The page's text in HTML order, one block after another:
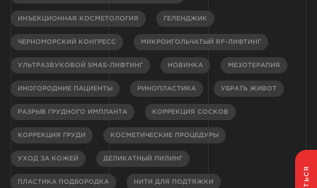
ИНЪЕКЦИОННАЯ КОСМЕТОЛОГИЯ ГЕЛЕНДЖИК
ЧЕРНОМОРСКИЙ КОНГРЕСС МИКРОИГОЛЬЧАТЫЙ RF-ЛИФТИНГ
УЛЬТРАЗВУКОВОЙ SMAS-ЛИФТИНГ НОВИНКА МЕЗОТЕРАПИЯ
ИНОГОРОДНИЕ ПАЦИЕНТЫ РИНОПЛАСТИКА УБРАТЬ ЖИВОТ
РАЗРЫВ ГРУДНОГО ИМПЛАНТА КОРРЕКЦИЯ СОСКОВ
КОРРЕКЦИЯ ГРУДИ КОСМЕТИЧЕСКИЕ ПРОЦЕДУРЫ
УХОД ЗА КОЖЕЙ ДЕЛИКАТНЫЙ ПИЛИНГ
ПЛАСТИКА ПОДБОРОДКА НИТИ ДЛЯ ПОДТЯЖКИ